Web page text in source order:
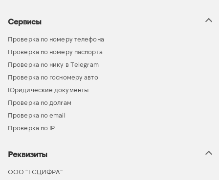
Сервисы
Проверка по номеру телефона
Проверка по номеру паспорта
Проверка по нику в Telegram
Проверка по госномеру авто
Юридические документы
Проверка по долгам
Проверка по email
Проверка по IP
Реквизиты
ООО “ГСЦИФРА”